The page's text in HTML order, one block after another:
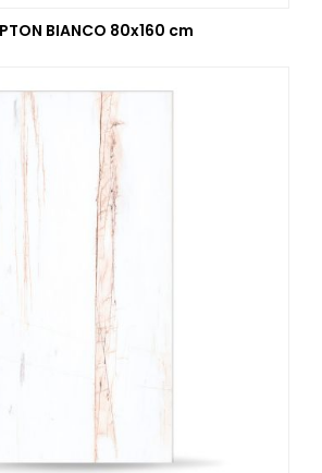
BIANCO 80x160 cm